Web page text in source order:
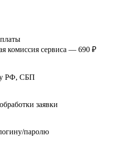
комиссия сервиса — 690 ₽
РФ, СБП
заявки
паролю